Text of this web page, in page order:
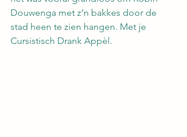
Douwenga met z’n bakkes door de
stad heen te zien hangen. Met je
Cursistisch Drank Appèl.